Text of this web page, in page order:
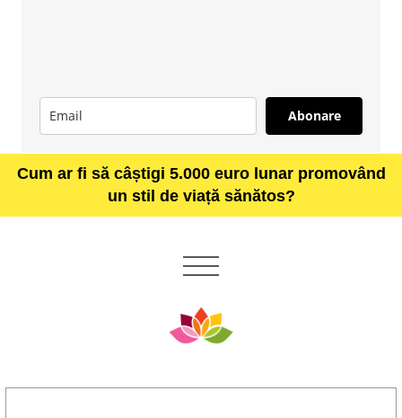
Abonare
Cum ar fi să câștigi 5.000 euro lunar promovând
un stil de viață sănătos?